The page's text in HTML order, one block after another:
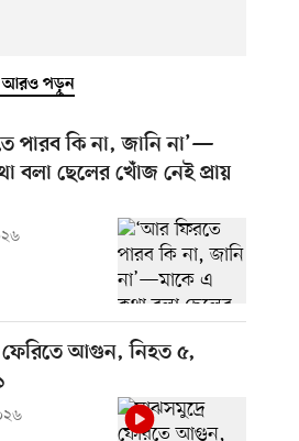
আরও পড়ুন
পারব কি না, জানি না’—
বলা ছেলের খোঁজ নেই প্রায়
ফেরিতে আগুন, নিহত ৫,